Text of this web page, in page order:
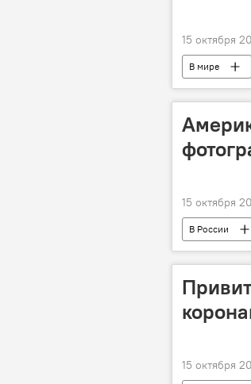
15 октября
В мире
телеведущий
15 октября
В России
форум
15 октября